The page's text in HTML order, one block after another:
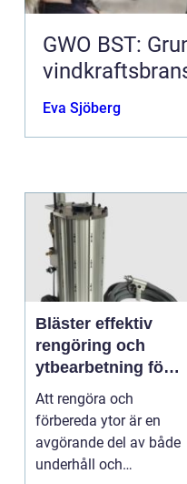
GWO BST:
Eva Sjöberg
Bläster effektiv
rengöring och
ytbearbetning för
proffs och
hantverkare
Att rengöra och
förbereda ytor är en
avgörande del av både
underhåll och